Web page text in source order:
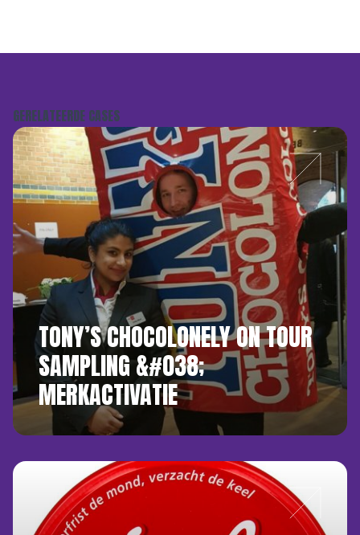
GERELATEERDE CASES
TONY’S CHOCOLONELY ON TOUR
SAMPLING &#038;
MERKACTIVATIE